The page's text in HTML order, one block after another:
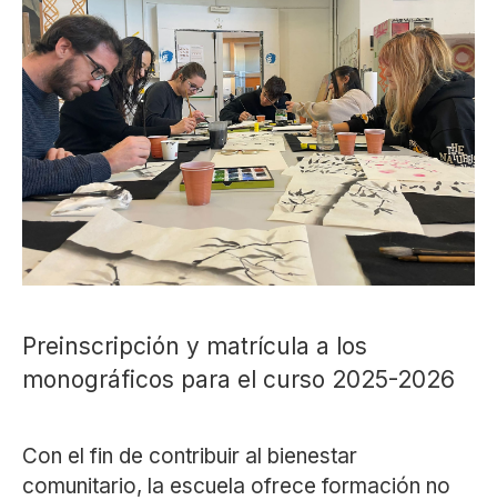
Preinscripción y matrícula a los
monográficos para el curso 2025-2026
Con el fin de contribuir al bienestar
comunitario, la escuela ofrece formación no